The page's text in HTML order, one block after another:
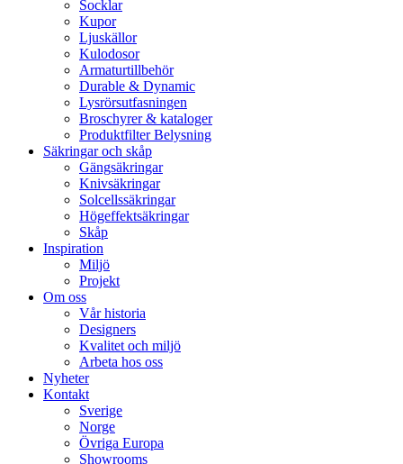
Socklar
Kupor
Ljuskällor
Kulodosor
Armaturtillbehör
Durable & Dynamic
Lysrörsutfasningen
Broschyrer & kataloger
Produktfilter Belysning
Säkringar och skåp
Gängsäkringar
Knivsäkringar
Solcellssäkringar
Högeffektsäkringar
Skåp
Inspiration
Miljö
Projekt
Om oss
Vår historia
Designers
Kvalitet och miljö
Arbeta hos oss
Nyheter
Kontakt
Sverige
Norge
Övriga Europa
Showrooms